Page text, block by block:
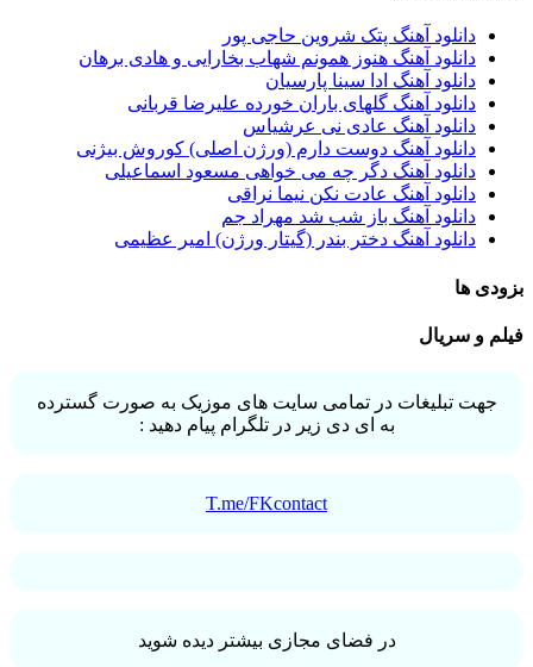
دانلود آهنگ پتک شروین حاجی پور
دانلود آهنگ هنوز همونم شهاب بخارایی و هادی برهان
دانلود آهنگ ادا سینا پارسیان
دانلود آهنگ گلهای باران خورده علیرضا قربانی
دانلود آهنگ عادی نی عرشیاس
دانلود آهنگ دوست دارم (ورژن اصلی) کوروش بیژنی
دانلود آهنگ دگر چه می خواهی مسعود اسماعیلی
دانلود آهنگ عادت نکن نیما نراقی
دانلود آهنگ باز شب شد مهراد جم
دانلود آهنگ دختر بندر (گیتار ورژن) امیر عظیمی
بزودی ها
فیلم و سریال
جهت تبلیغات در تمامی سایت های موزیک به صورت گسترده
به ای دی زیر در تلگرام پیام دهید :
T.me/FKcontact
در فضای مجازی بیشتر دیده شوید